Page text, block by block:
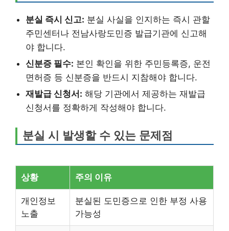
분실 즉시 신고: 분실 사실을 인지하는 즉시 관할
주민센터나 전남사랑도민증 발급기관에 신고해
야 합니다.
신분증 필수: 본인 확인을 위한 주민등록증, 운전
면허증 등 신분증을 반드시 지참해야 합니다.
재발급 신청서: 해당 기관에서 제공하는 재발급
신청서를 정확하게 작성해야 합니다.
분실 시 발생할 수 있는 문제점
상황 주의 이유
개인정보
노출
분실된 도민증으로 인한 부정 사용
가능성